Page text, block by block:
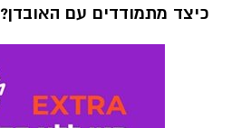
כיצד מתמודדים עם האובדן?